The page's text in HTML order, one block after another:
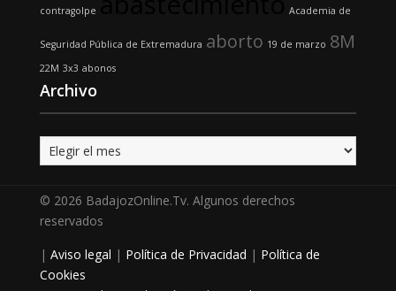
contragolpe Academia de
Seguridad Pública de Extremadura aborto 19 de marzo 8M
22M 3x3 abonos
Archivo
Archivo
© 2026 BadajozOnline.Tv. Algunos derechos
reservados
| Aviso legal | Política de Privacidad | Política de
Cookies